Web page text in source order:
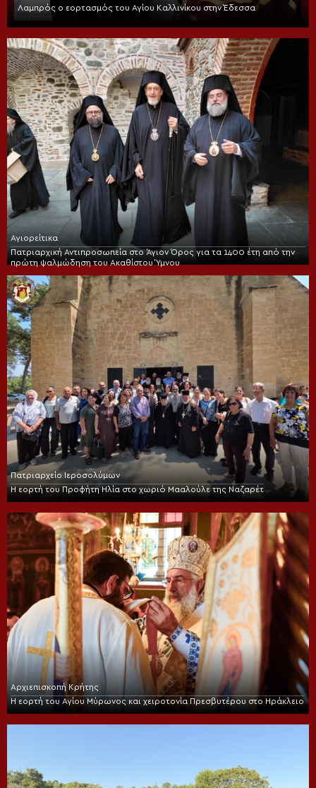
Λαμπρός ο εορτασμός του Αγίου Καλλινίκου στην Έδεσσα
Αγιορείτικα
Πατριαρχική Αντιπροσωπεία στο Άγιον Όρος για τα 1400 έτη από την
πρώτη ψαλμώδηση του Ακαθίστου Ύμνου
Πατριαρχείο Ιεροσολύμων
Η εορτή του Προφήτη Ηλία στο χωριό Μααλούλε της Ναζαρέτ
Αρχιεπισκοπή Κρήτης
Η εορτή του Αγίου Μύρωνος και χειροτονία Πρεσβυτέρου στο Ηράκλειο